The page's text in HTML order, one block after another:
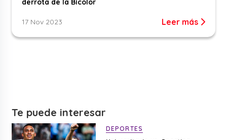
derrota de la Bicolor
17 Nov 2023 Leer más
Te puede interesar
DEPORTES